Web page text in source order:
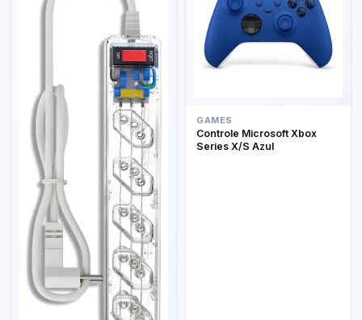
GAMES
Controle Microsoft Xbox
Series X/S Azul